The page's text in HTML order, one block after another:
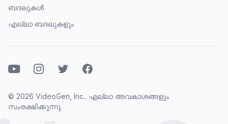
ബദലുകൾ
എല്ലാ ബദലുകളും
യൂറ്റ്യൂബ്ഇൻസ്റ്റാഗ്രാമ്ഓ
ട്വിറ്റർ ഫേസ്ബുക്ക്
© 2026 VideoGen, Inc.. എല്ലാ അവകാശങ്ങളും
സംരക്ഷിക്കുന്നു.